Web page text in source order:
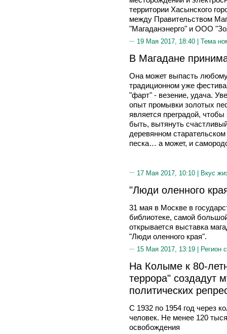
территории Хасынского
между Правительством
"Магаданэнерго" и ООО
19 Мая 2017, 18:40 | Тема
В Магадане
Она может выпасть
традиционном уже
"фарт" - везение, удача.
опыт промывки золотых
является преградой,
быть, вытянуть
деревянном
песка… а может, и
17 Мая 2017, 10:10 | Вкус
"Люди оленного
31 мая в Москве в
библиотеке, самой
открывается выставка
"Люди оленного края".
15 Мая 2017, 13:19 | Регион
На Колыме к 80-
террора" создадут
политических
С 1932 по 1954 год через
человек. Не менее 120
освобождения